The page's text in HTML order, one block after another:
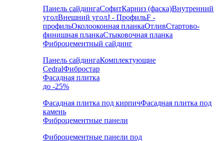
Панель сайдингаСофитКарниз (фаска)Внутренний
уголВнешний уголJ - ПрофильF -
профильОколооконная планкаОтливСтартово-
финишная планкаСтыковочная планка
Фиброцементный сайдинг
Панель сайдингаКомплектующие
CedralФибростар
Фасадная плитка
до -25%
Фасадная плитка под кирпичФасадная плитка под
камень
Фиброцементные панели
Фиброцементные панели под